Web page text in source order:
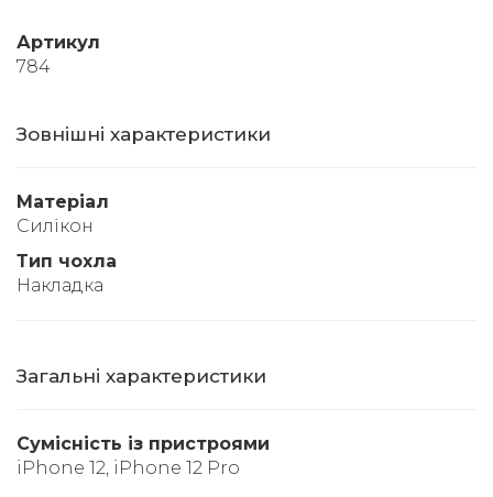
Артикул
784
Зовнішні характеристики
Матеріал
Силікон
Тип чохла
Накладка
Загальні характеристики
Сумісність із пристроями
iPhone 12, iPhone 12 Pro